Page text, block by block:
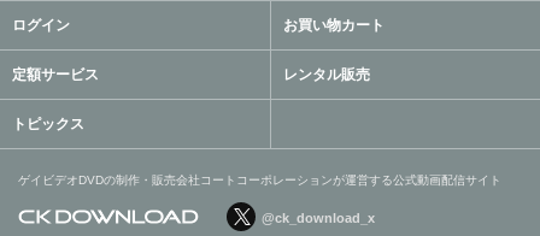
ログイン お買い物カート
定額サービス レンタル販売
トピックス
ゲイビデオDVDの制作・販売会社コートコーポレーションが運営する公式動画配信サイト
@ck_download_x